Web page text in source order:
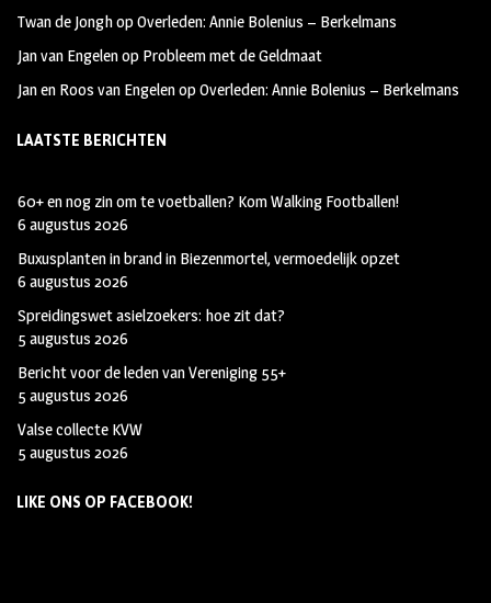
Twan de JonghopOverleden: Annie Bolenius – Berkelmans
Jan van Engelenop Probleem met de Geldmaat
Jan en Roos van EngelenopOverleden: Annie Bolenius – Berkelmans
LAATSTE BERICHTEN
60+ en nog zin om te voetballen? Kom Walking Footballen!
6 augustus 2026
Buxusplanten in brand in Biezenmortel, vermoedelijk opzet
6 augustus 2026
Spreidingswet asielzoekers: hoe zit dat?
5 augustus 2026
Bericht voor de leden van Vereniging 55+
5 augustus 2026
Valse collecte KVW
5 augustus 2026
LIKE ONS OP FACEBOOK!